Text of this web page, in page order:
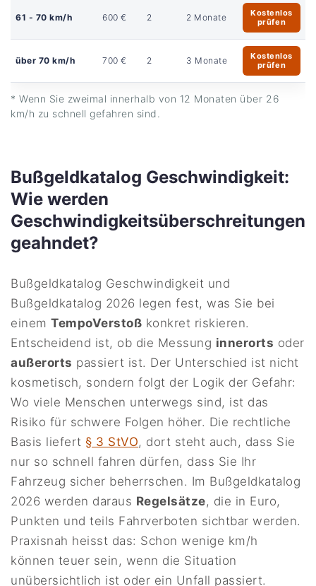
61 - 70 km/h 600 € 2 2 Monate
Kostenlos
prüfen
über 70 km/h 700 € 2 3 Monate
Kostenlos
prüfen
* Wenn Sie zweimal innerhalb von 12 Monaten über 26
km/h zu schnell gefahren sind.
Bußgeldkatalog Geschwindigkeit:
Wie werden
Geschwindigkeitsüberschreitungen
geahndet?
Bußgeldkatalog Geschwindigkeit und
Bußgeldkatalog 2026 legen fest, was Sie bei
einemTempoVerstoß konkret riskieren.
Entscheidend ist, ob die Messung innerorts oder
außerorts passiert ist. Der Unterschied ist nicht
kosmetisch, sondern folgt der Logik der Gefahr:
Wo viele Menschen unterwegs sind, ist das
Risiko für schwere Folgen höher. Die rechtliche
Basis liefert § 3 StVO, dort steht auch, dass Sie
nur so schnell fahren dürfen, dass Sie Ihr
Fahrzeug sicher beherrschen. Im Bußgeldkatalog
2026 werden daraus Regelsätze, die in Euro,
Punkten und teils Fahrverboten sichtbar werden.
Praxisnah heisst das: Schon wenige km/h
können teuer sein, wenn die Situation
unübersichtlich ist oder ein Unfall passiert.